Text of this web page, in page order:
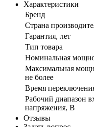
Характеристики
Бренд
Страна
Гарантия, лет
Тип товара
Номинальная
Максимальная
не более
Время
Рабочий диапазон
напряжения, В
Отзывы